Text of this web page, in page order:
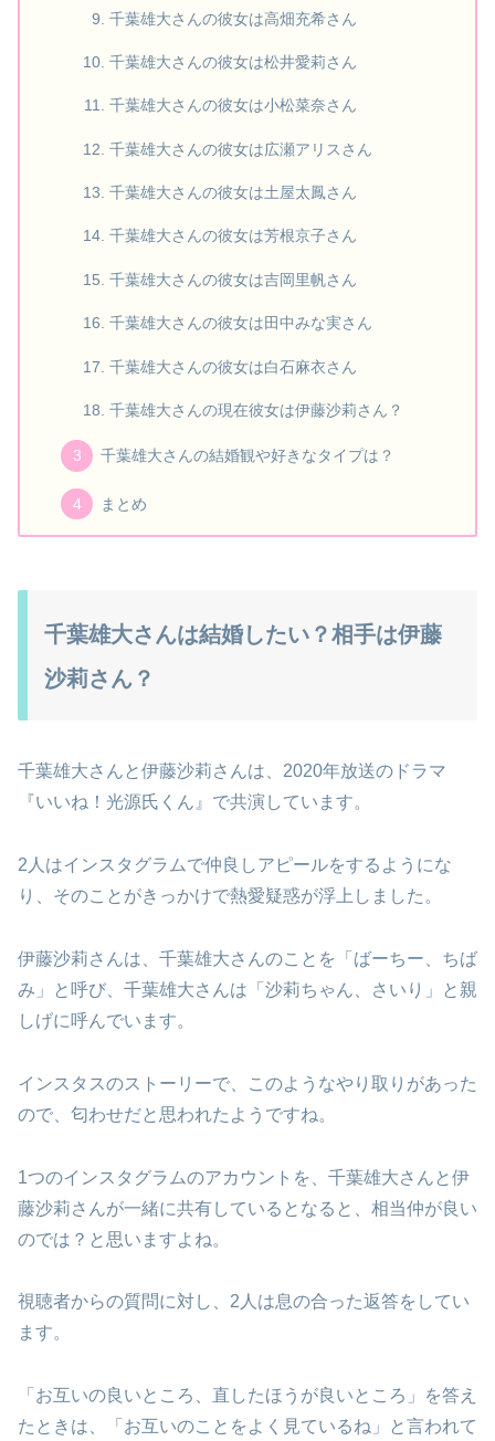
千葉雄大さんの彼女は高畑充希さん
千葉雄大さんの彼女は松井愛莉さん
千葉雄大さんの彼女は小松菜奈さん
千葉雄大さんの彼女は広瀬アリスさん
千葉雄大さんの彼女は土屋太鳳さん
千葉雄大さんの彼女は芳根京子さん
千葉雄大さんの彼女は吉岡里帆さん
千葉雄大さんの彼女は田中みな実さん
千葉雄大さんの彼女は白石麻衣さん
千葉雄大さんの現在彼女は伊藤沙莉さん？
千葉雄大さんの結婚観や好きなタイプは？
まとめ
千葉雄大さんは結婚したい？相手は伊藤
沙莉さん？
千葉雄大さんと伊藤沙莉さんは、2020年放送のドラマ
『いいね！光源氏くん』で共演しています。
2人はインスタグラムで仲良しアピールをするようにな
り、そのことがきっかけで熱愛疑惑が浮上しました。
伊藤沙莉さんは、千葉雄大さんのことを「ばーちー、ちば
み」と呼び、千葉雄大さんは「沙莉ちゃん、さいり」と親
しげに呼んでいます。
インスタスのストーリーで、このようなやり取りがあった
ので、匂わせだと思われたようですね。
1つのインスタグラムのアカウントを、千葉雄大さんと伊
藤沙莉さんが一緒に共有しているとなると、相当仲が良い
のでは？と思いますよね。
視聴者からの質問に対し、2人は息の合った返答をしてい
ます。
「お互いの良いところ、直したほうが良いところ」を答え
たときは、「お互いのことをよく見ているね」と言われて